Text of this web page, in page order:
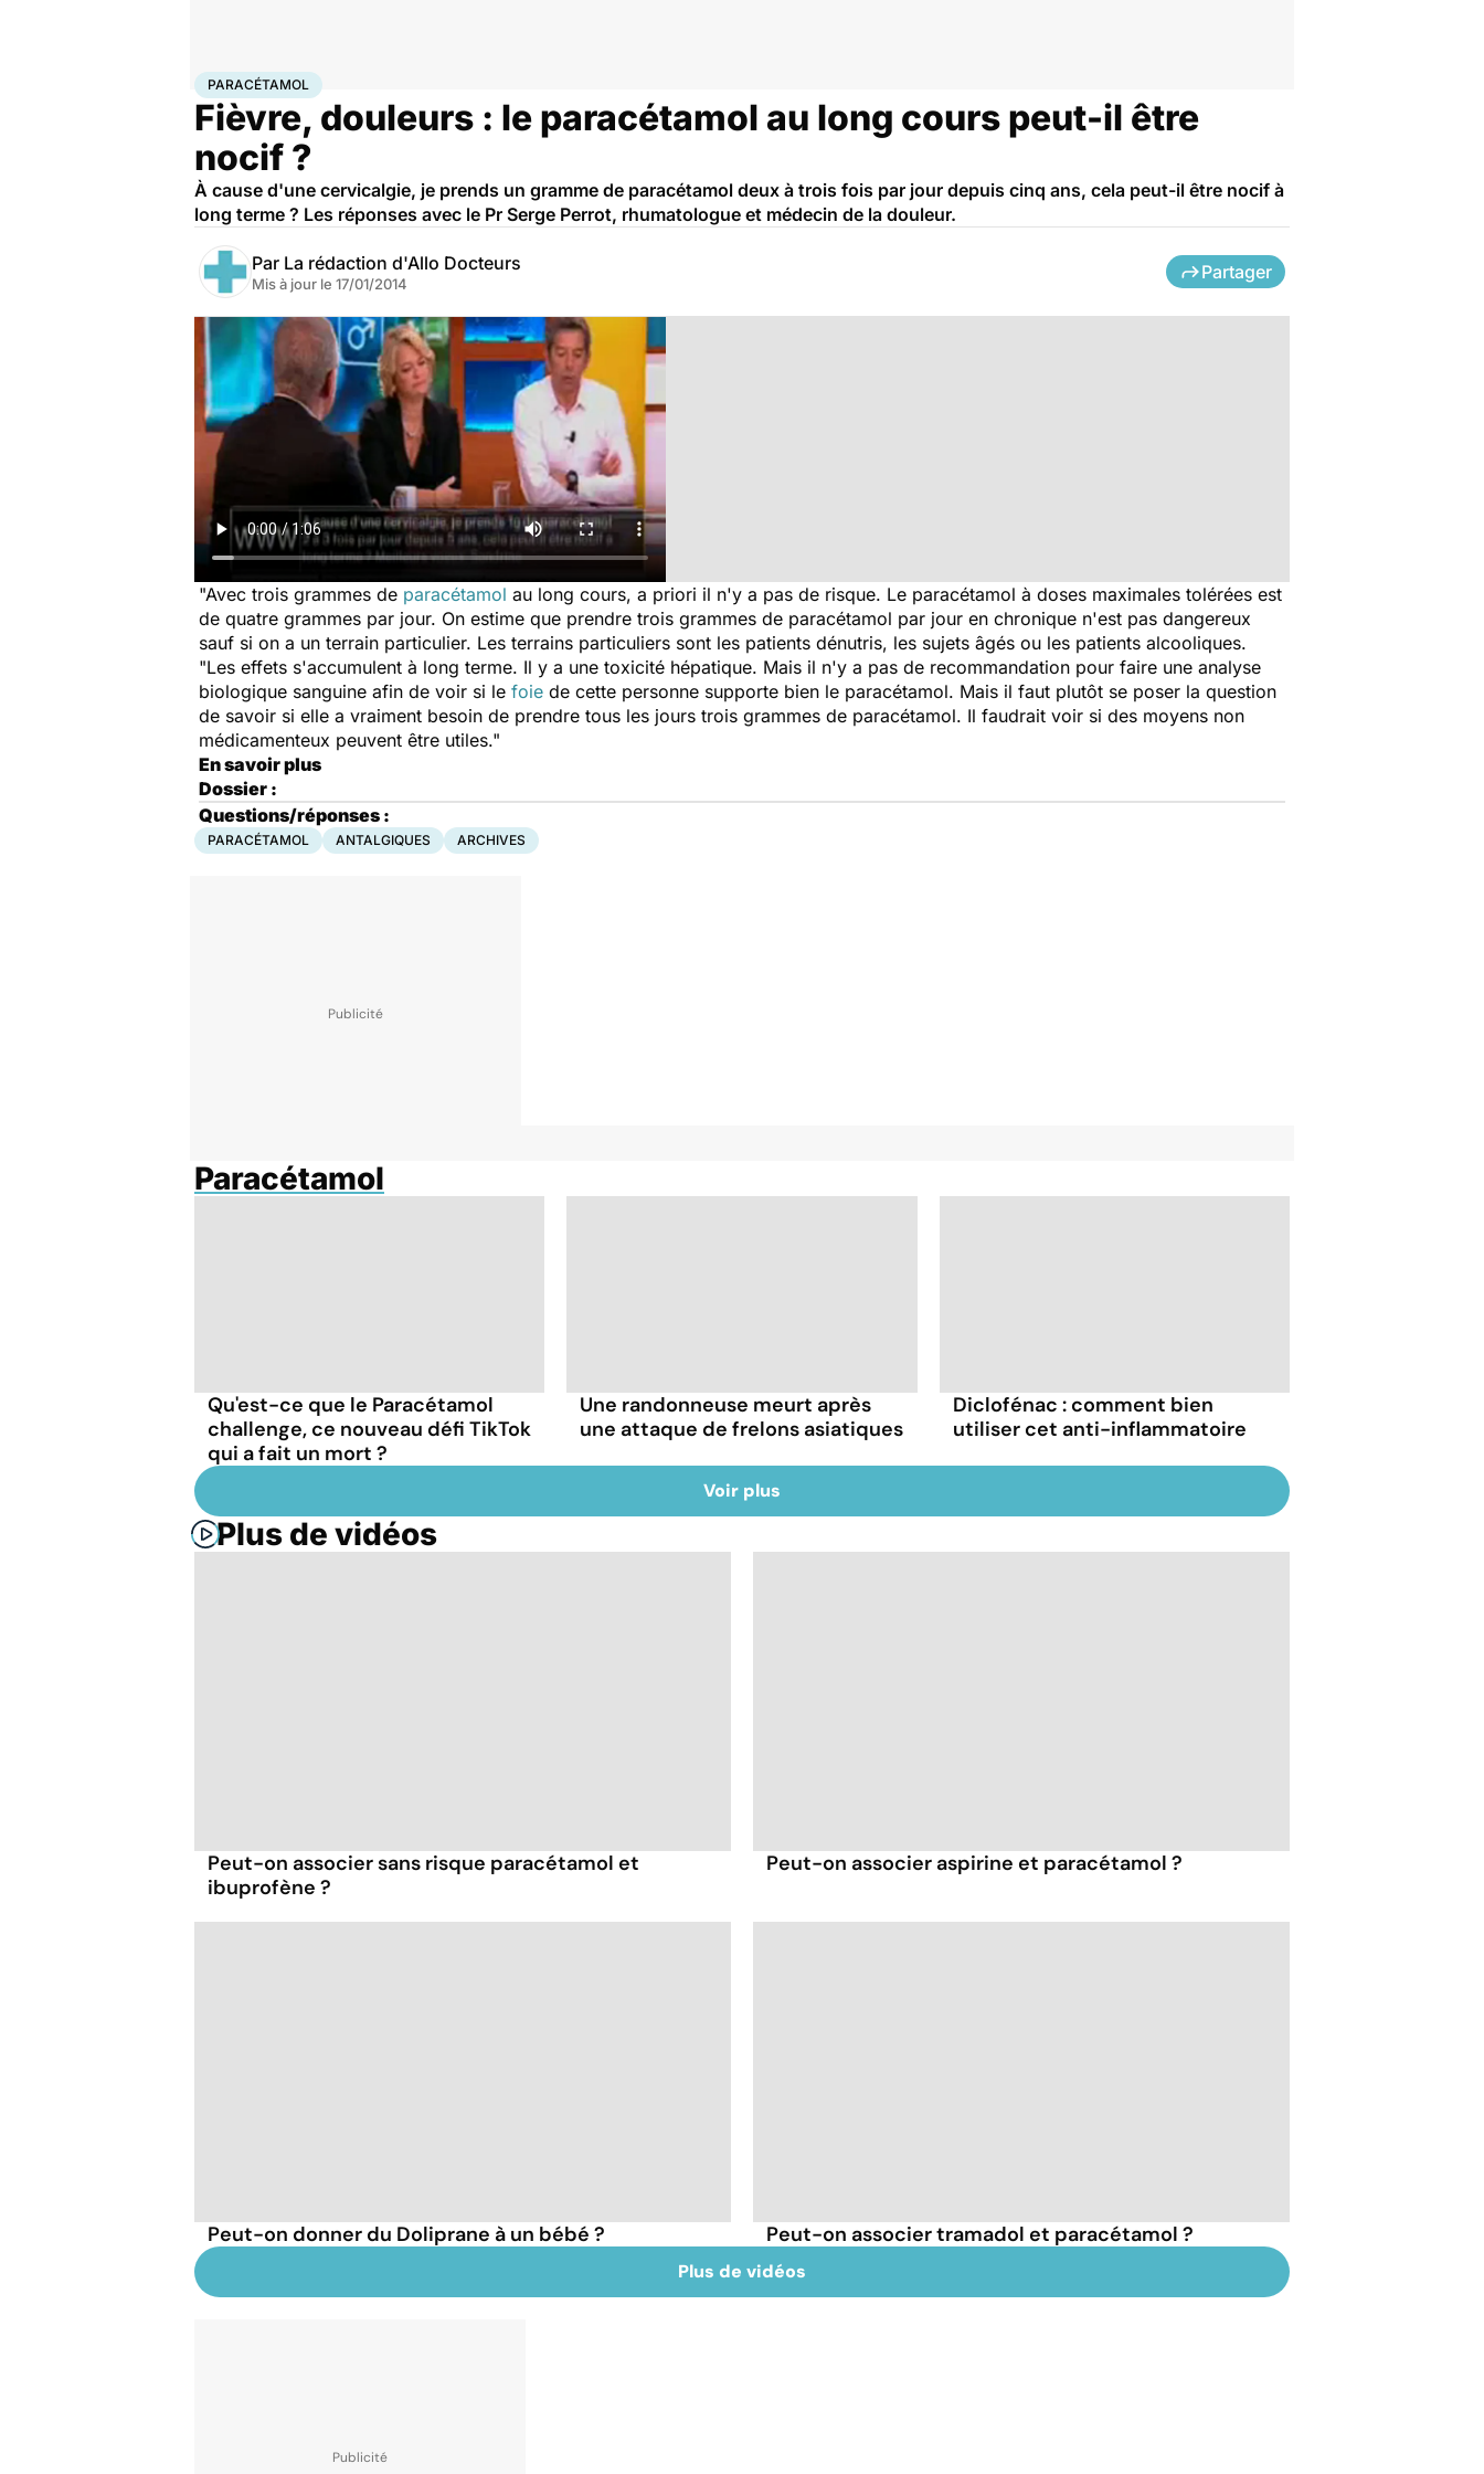
AccueilSantéParacétamol
PARACÉTAMOL
Fièvre, douleurs : le paracétamol au long cours peut-il être
nocif ?
À cause d'une cervicalgie, je prends un gramme de paracétamol deux à trois fois par jour depuis cinq ans, cela peut-il être nocif à
long terme ? Les réponses avec le Pr Serge Perrot, rhumatologue et médecin de la douleur.
Par La rédaction d'Allo Docteurs
Mis à jour le 17/01/2014
Partager
"Avec trois grammes de paracétamol au long cours, a priori il n'y a pas de risque. Le paracétamol à doses maximales tolérées est
de quatre grammes par jour. On estime que prendre trois grammes de paracétamol par jour en chronique n'est pas dangereux
sauf si on a un terrain particulier. Les terrains particuliers sont les patients dénutris, les sujets âgés ou les patients alcooliques.
"Les effets s'accumulent à long terme. Il y a une toxicité hépatique. Mais il n'y a pas de recommandation pour faire une analyse
biologique sanguine afin de voir si le foie de cette personne supporte bien le paracétamol. Mais il faut plutôt se poser la question
de savoir si elle a vraiment besoin de prendre tous les jours trois grammes de paracétamol. Il faudrait voir si des moyens non
médicamenteux peuvent être utiles."
En savoir plus
Dossier :
Questions/réponses :
PARACÉTAMOL ANTALGIQUES ARCHIVES
Paracétamol
Qu'est-ce que le Paracétamol
challenge, ce nouveau défi TikTok
qui a fait un mort ?
Une randonneuse meurt après
une attaque de frelons asiatiques
Diclofénac : comment bien
utiliser cet anti-inflammatoire
Voir plus
Plus de vidéos
Peut-on associer sans risque paracétamol et
ibuprofène ?
Peut-on associer aspirine et paracétamol ?
Peut-on donner du Doliprane à un bébé ? Peut-on associer tramadol et paracétamol ?
Plus de vidéos